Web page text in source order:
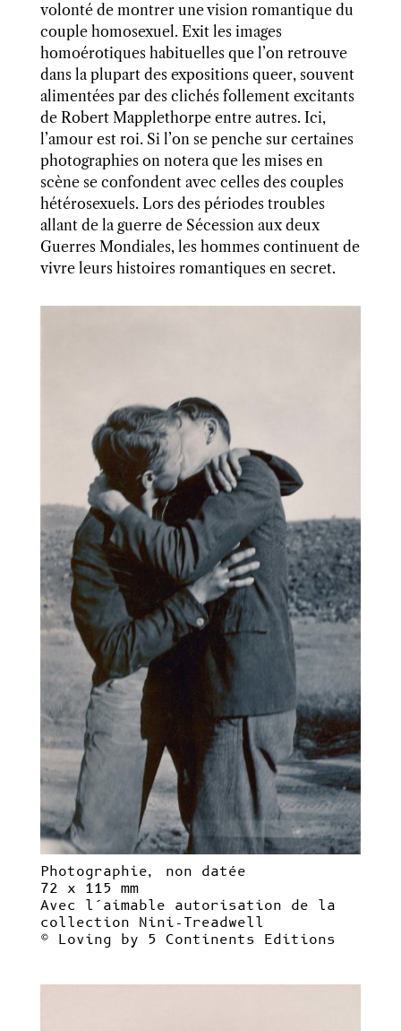
volonté de montrer une vision romantique du
couple homosexuel. Exit les images
homoérotiques habituelles que l’on retrouve
dans la plupart des expositions queer, souvent
alimentées par des clichés follement excitants
de Robert Mapplethorpe entre autres. Ici,
l’amour est roi. Si l’on se penche sur certaines
photographies on notera que les mises en
scène se confondent avec celles des couples
hétérosexuels. Lors des périodes troubles
allant de la guerre de Sécession aux deux
Guerres Mondiales, les hommes continuent de
vivre leurs histoires romantiques en secret.
Photographie, non datée
72 x 115 mm
Avec l’aimable autorisation de la
collection Nini-Treadwell
© Loving by 5 Continents Editions